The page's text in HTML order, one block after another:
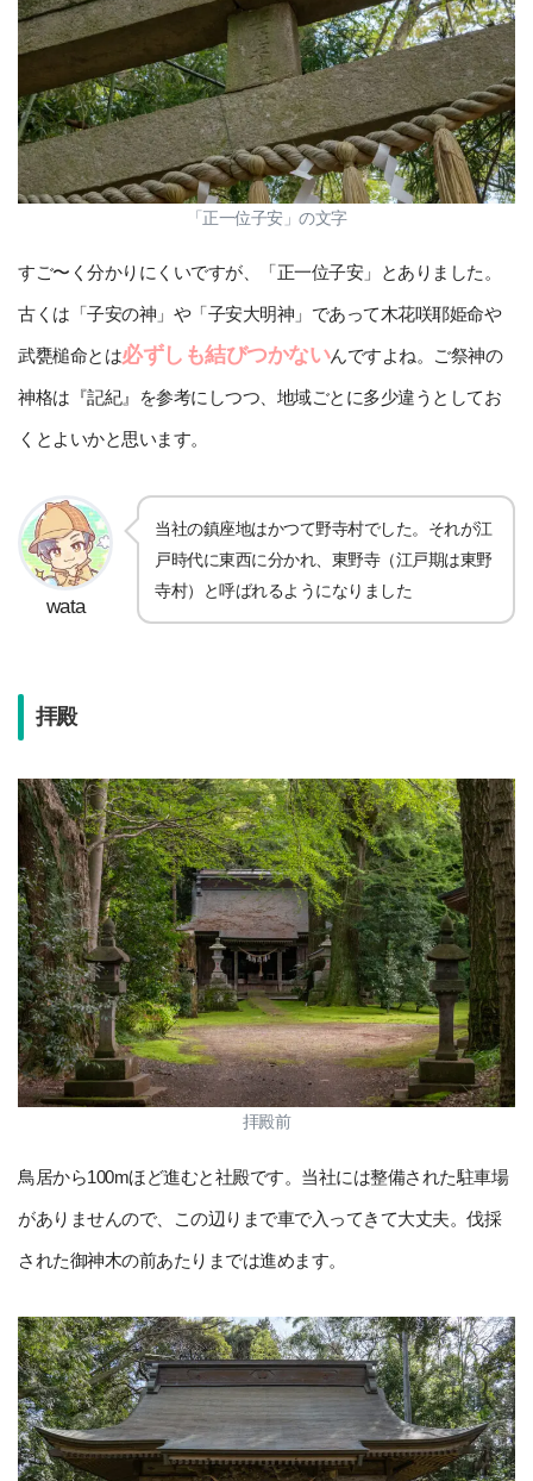
「正一位子安」の文字
すご〜く分かりにくいですが、「正一位子安」とありました。
古くは「子安の神」や「子安大明神」であって木花咲耶姫命や
武甕槌命とは必ずしも結びつかないんですよね。ご祭神の
神格は『記紀』を参考にしつつ、地域ごとに多少違うとしてお
くとよいかと思います。
wata
当社の鎮座地はかつて野寺村でした。それが江
戸時代に東西に分かれ、東野寺（江戸期は東野
寺村）と呼ばれるようになりました
拝殿
拝殿前
鳥居から100mほど進むと社殿です。当社には整備された駐車場
がありませんので、この辺りまで車で入ってきて大丈夫。伐採
された御神木の前あたりまでは進めます。